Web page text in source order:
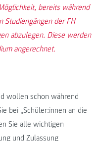
bereits während
Studiengängen der FH
abzulegen. Diese werden
angerechnet.
wollen schon während
bei „Schüler:innen an die
Sie alle wichtigen
und Zulassung